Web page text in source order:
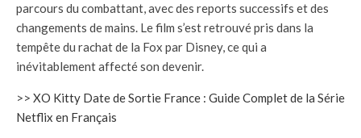
parcours du combattant, avec des reports successifs et des
changements de mains. Le film s’est retrouvé pris dans la
tempête du rachat de la Fox par Disney, ce qui a
inévitablement affecté son devenir.
>> XO Kitty Date de Sortie France : Guide Complet de la Série
Netflix en Français